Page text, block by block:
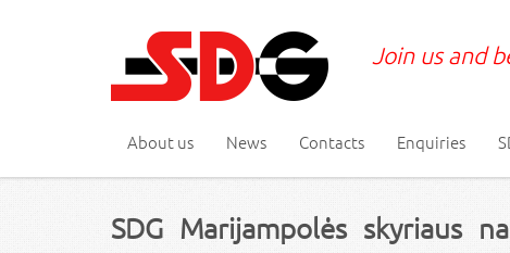
Join us and
About us News Contacts Enquiries
SDG Marijampolės skyriaus